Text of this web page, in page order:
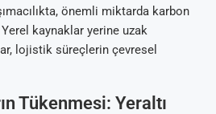
önemli miktarda karbon
kaynaklar yerine uzak
lojistik süreçlerin çevresel
Tükenmesi: Yeraltı